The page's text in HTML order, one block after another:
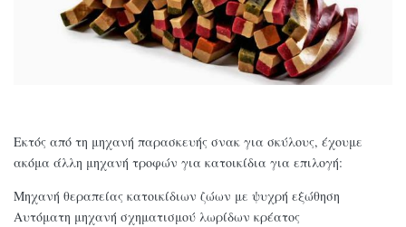
Εκτός από τη μηχανή παρασκευής σνακ για σκύλους, έχουμε
ακόμα άλλη μηχανή τροφών για κατοικίδια για επιλογή:
Μηχανή θεραπείας κατοικίδιων ζώων με ψυχρή εξώθηση
Αυτόματη μηχανή σχηματισμού λωρίδων κρέατος